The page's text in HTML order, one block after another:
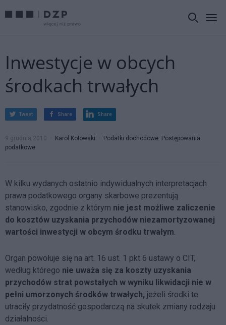
Inwestycje w obcych
środkach trwałych
Tweet Share Share
9 grudnia 2010 Karol Kołowski Podatki dochodowe, Postępowania
podatkowe
W kilku wydanych ostatnio indywidualnych interpretacjach
prawa podatkowego organy skarbowe prezentują
stanowisko, zgodnie z którym nie jest możliwe zaliczenie
do kosztów uzyskania przychodów niezamortyzowanej
wartości inwestycji w obcym środku trwałym.
Organ powołuje się na art. 16 ust. 1 pkt 6 ustawy o CIT,
według którego nie uważa się za koszty uzyskania
przychodów strat powstałych w wyniku likwidacji nie w
pełni umorzonych środków trwałych, jeżeli środki te
utraciły przydatność gospodarczą na skutek zmiany rodzaju
działalności.